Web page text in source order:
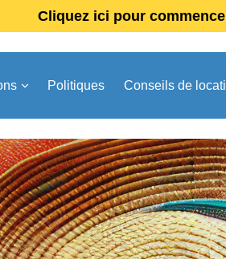
Cliquez ici pour
Politiques Conseils de